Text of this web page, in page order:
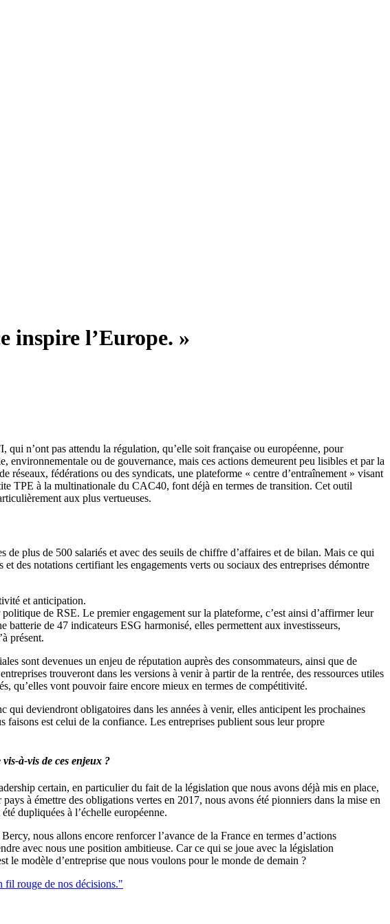
inspire l’Europe. »
n’ont pas attendu la régulation, qu’elle soit française ou européenne, pour
environnementale ou de gouvernance, mais ces actions demeurent peu lisibles et par la
réseaux, fédérations ou des syndicats, une plateforme « centre d’entraînement » visant
TPE à la multinationale du CAC40, font déjà en termes de transition. Cet outil
aux plus vertueuses.
plus de 500 salariés et avec des seuils de chiffre d’affaires et de bilan. Mais ce qui
des notations certifiant les engagements verts ou sociaux des entreprises démontre
et anticipation.
de RSE. Le premier engagement sur la plateforme, c’est ainsi d’affirmer leur
de 47 indicateurs ESG harmonisé, elles permettent aux investisseurs,
présent.
sont devenues un enjeu de réputation auprès des consommateurs, ainsi que de
trouveront dans les versions à venir à partir de la rentrée, des ressources utiles
qu’elles vont pouvoir faire encore mieux en termes de compétitivité.
deviendront obligatoires dans les années à venir, elles anticipent les prochaines
est celui de la confiance. Les entreprises publient sous leur propre
à-vis de ces enjeux ?
certain, en particulier du fait de la législation que nous avons déjà mis en place,
à émettre des obligations vertes en 2017, nous avons été pionniers dans la mise en
dupliquées à l’échelle européenne.
nous allons encore renforcer l’avance de la France en termes d’actions
avec nous une position ambitieuse. Car ce qui se joue avec la législation
le modèle d’entreprise que nous voulons pour le monde de demain ?
fil rouge de nos décisions."